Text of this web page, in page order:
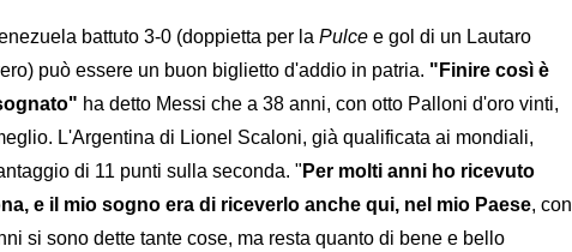
battuto 3-0 (doppietta per la Pulce e gol di un Lautaro
può essere un buon biglietto d'addio in patria. "Finire così è
ha detto Messi che a 38 anni, con otto Palloni d'oro vinti,
L'Argentina di Lionel Scaloni, già qualificata ai mondiali,
di 11 punti sulla seconda. " Per molti anni ho ricevuto
e il mio sogno era di riceverlo anche qui, nel mio Paese, con
si sono dette tante cose, ma resta quanto di bene e bello